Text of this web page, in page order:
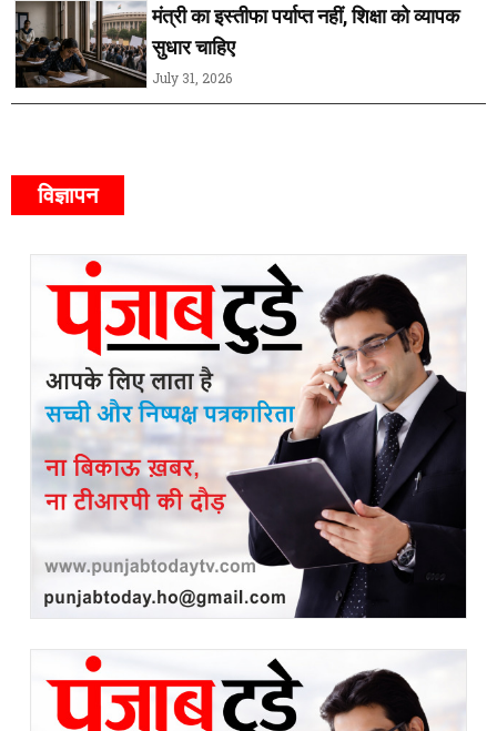
मंत्री का इस्तीफा पर्याप्त नहीं, शिक्षा को व्यापक
सुधार चाहिए
July 31, 2026
विज्ञापन